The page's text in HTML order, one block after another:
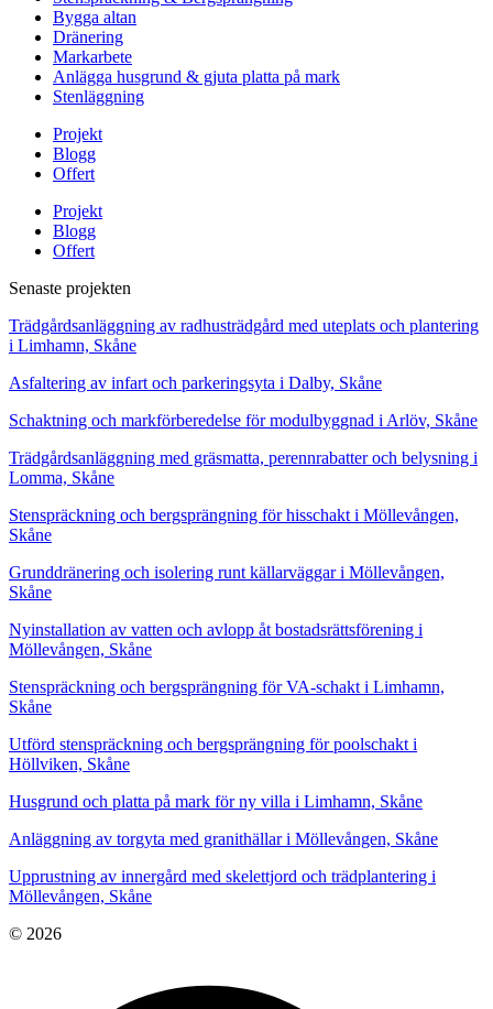
Bygga altan
Dränering
Markarbete
Anlägga husgrund & gjuta platta på mark
Stenläggning
Projekt
Blogg
Offert
Projekt
Blogg
Offert
Senaste projekten
Trädgårdsanläggning av radhusträdgård med uteplats och plantering
i Limhamn, Skåne
Asfaltering av infart och parkeringsyta i Dalby, Skåne
Schaktning och markförberedelse för modulbyggnad i Arlöv, Skåne
Trädgårdsanläggning med gräsmatta, perennrabatter och belysning i
Lomma, Skåne
Stenspräckning och bergsprängning för hisschakt i Möllevången,
Skåne
Grunddränering och isolering runt källarväggar i Möllevången,
Skåne
Nyinstallation av vatten och avlopp åt bostadsrättsförening i
Möllevången, Skåne
Stenspräckning och bergsprängning för VA-schakt i Limhamn,
Skåne
Utförd stenspräckning och bergsprängning för poolschakt i
Höllviken, Skåne
Husgrund och platta på mark för ny villa i Limhamn, Skåne
Anläggning av torgyta med granithällar i Möllevången, Skåne
Upprustning av innergård med skelettjord och trädplantering i
Möllevången, Skåne
© 2026